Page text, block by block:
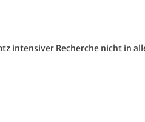
intensiver Recherche nicht in